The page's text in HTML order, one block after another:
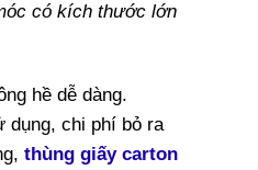
có kích thước lớn
hề dễ dàng.
dụng, chi phí bỏ ra
thùng giấy carton